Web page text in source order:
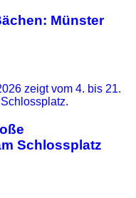
Münster
Schlossplatz